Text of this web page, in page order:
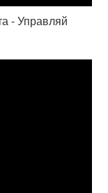
- Управляй